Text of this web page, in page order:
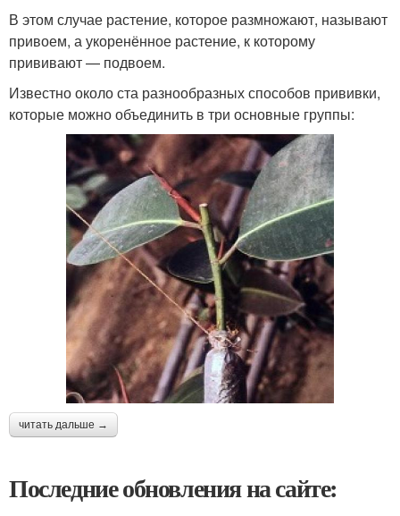
В этом случае растение, которое размножают, называют
привоем, а укоренённое растение, к которому
прививают — подвоем.
Известно около ста разнообразных способов прививки,
которые можно объединить в три основные группы:
читать дальше →
Последние обновления на сайте: